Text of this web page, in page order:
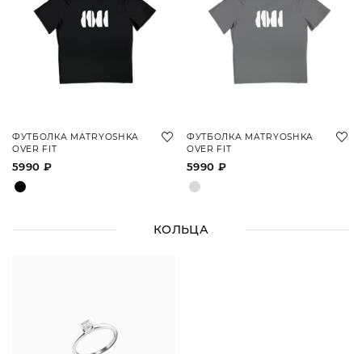
ФУТБОЛКА MATRYOSHKA
OVER FIT
5990 ₽
ФУТБОЛКА MATRYOSHKA
OVER FIT
5990 ₽
КОЛЬЦА